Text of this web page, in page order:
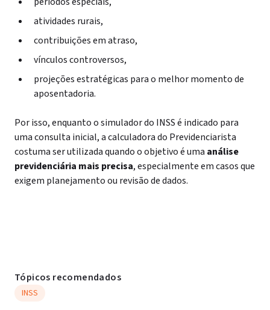
atividades rurais,
contribuições em atraso,
vínculos controversos,
projeções estratégicas para o melhor momento de
aposentadoria.
Por isso, enquanto o simulador do INSS é indicado para
uma consulta inicial, a calculadora do Previdenciarista
costuma ser utilizada quando o objetivo é uma análise
previdenciária mais precisa, especialmente em casos que
exigem planejamento ou revisão de dados.
Tópicos recomendados
INSS